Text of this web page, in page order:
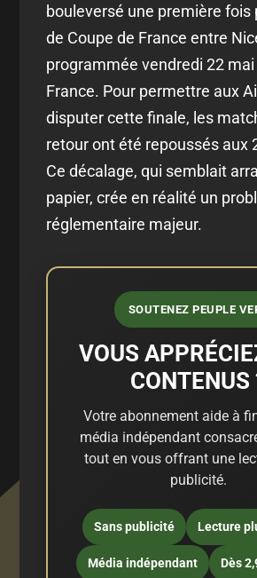
bouleversé une première fois
de Coupe de France entre
programmée vendredi 22
France. Pour permettre aux
disputer cette finale, les
retour ont été repoussés aux
Ce décalage, qui semblait
papier, crée en réalité un
réglementaire majeur.
SOUTENEZ PEUPLE
VOUS
CONTENUS
Votre abonnement aide à
média indépendant
tout en vous offrant une
publicité.
Sans publicité Lecture
Média indépendant Dès